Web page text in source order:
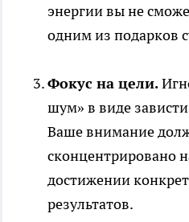
энергии вы не
одним из подарков
Фокус на цели.
шум» в виде
Ваше внимание
сконцентрировано
достижении
результатов.